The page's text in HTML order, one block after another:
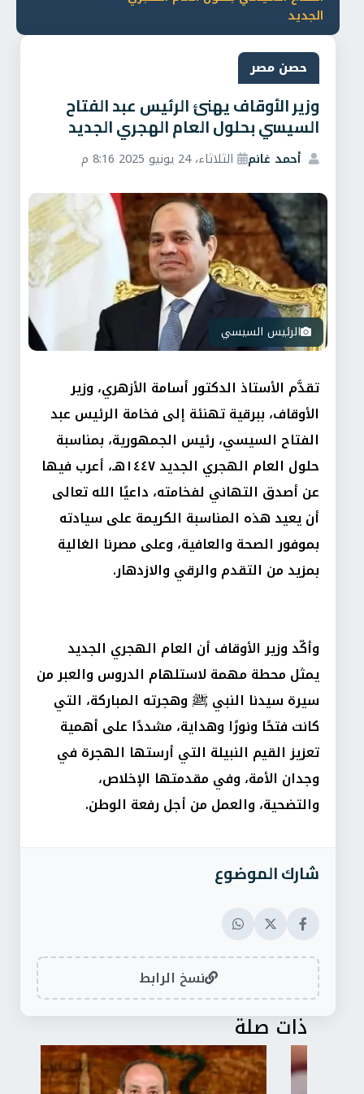
الجديد
حصن مصر
وزير الأوقاف يهنئ الرئيس عبد الفتاح
السيسي بحلول العام الهجري الجديد
أحمد غانم الثلاثاء، 24 يونيو 2025 8:16 م
الرئيس السيسي
تقدَّم الأستاذ الدكتور أسامة الأزهري، وزير
الأوقاف، ببرقية تهنئة إلى فخامة الرئيس عبد
الفتاح السيسي، رئيس الجمهورية، بمناسبة
حلول العام الهجري الجديد ١٤٤٧هـ، أعرب فيها
عن أصدق التهاني لفخامته، داعيًا الله تعالى
أن يعيد هذه المناسبة الكريمة على سيادته
بموفور الصحة والعافية، وعلى مصرنا الغالية
بمزيد من التقدم والرقي والازدهار.
وأكّد وزير الأوقاف أن العام الهجري الجديد
يمثل محطة مهمة لاستلهام الدروس والعبر من
سيرة سيدنا النبي ﷺ وهجرته المباركة، التي
كانت فتحًا ونورًا وهداية، مشددًا على أهمية
تعزيز القيم النبيلة التي أرستها الهجرة في
وجدان الأمة، وفي مقدمتها الإخلاص،
والتضحية، والعمل من أجل رفعة الوطن.
شارك الموضوع
نسخ الرابط
ذات صلة